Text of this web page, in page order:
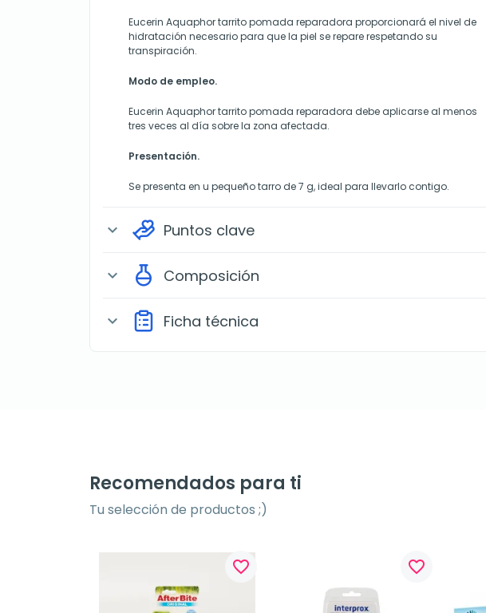
Eucerin Aquaphor tarrito pomada reparadora proporcionará el nivel de
hidratación necesario para que la piel se repare respetando su
transpiración.
Modo de empleo.
Eucerin Aquaphor tarrito pomada reparadora debe aplicarse al menos
tres veces al día sobre la zona afectada.
Presentación.
Se presenta en u pequeño tarro de 7 g, ideal para llevarlo contigo.
expand_more Puntos clave
expand_more Composición
expand_more Ficha técnica
Recomendados para ti
Tu selección de productos ;)
favorite_border favorite_border